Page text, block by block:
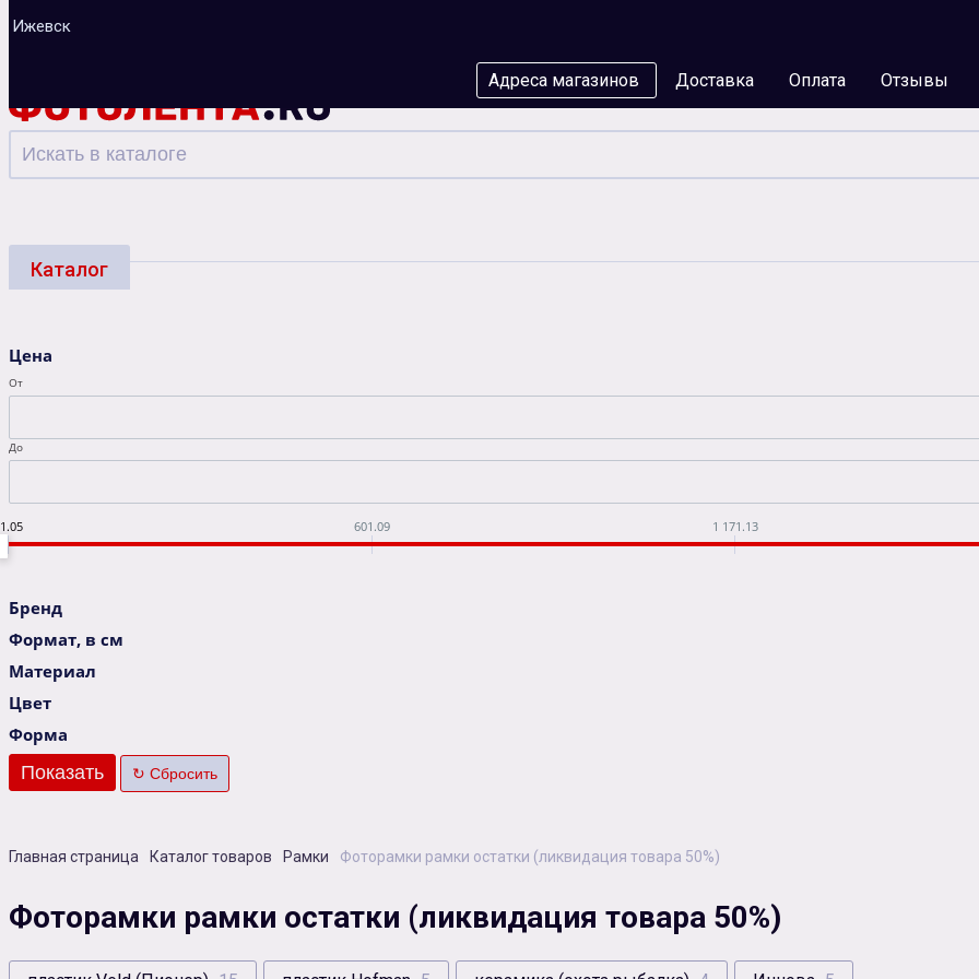
Ижевск
Адреса магазинов Доставка Оплата Отзывы
Каталог
Цена
От
До
601.09 1 171.13
Бренд
Формат, в см
Материал
Цвет
Форма
Главная страница Каталог товаров Рамки Фоторамки рамки остатки (ликвидация товара 50%)
Фоторамки рамки остатки (ликвидация товара 50%)